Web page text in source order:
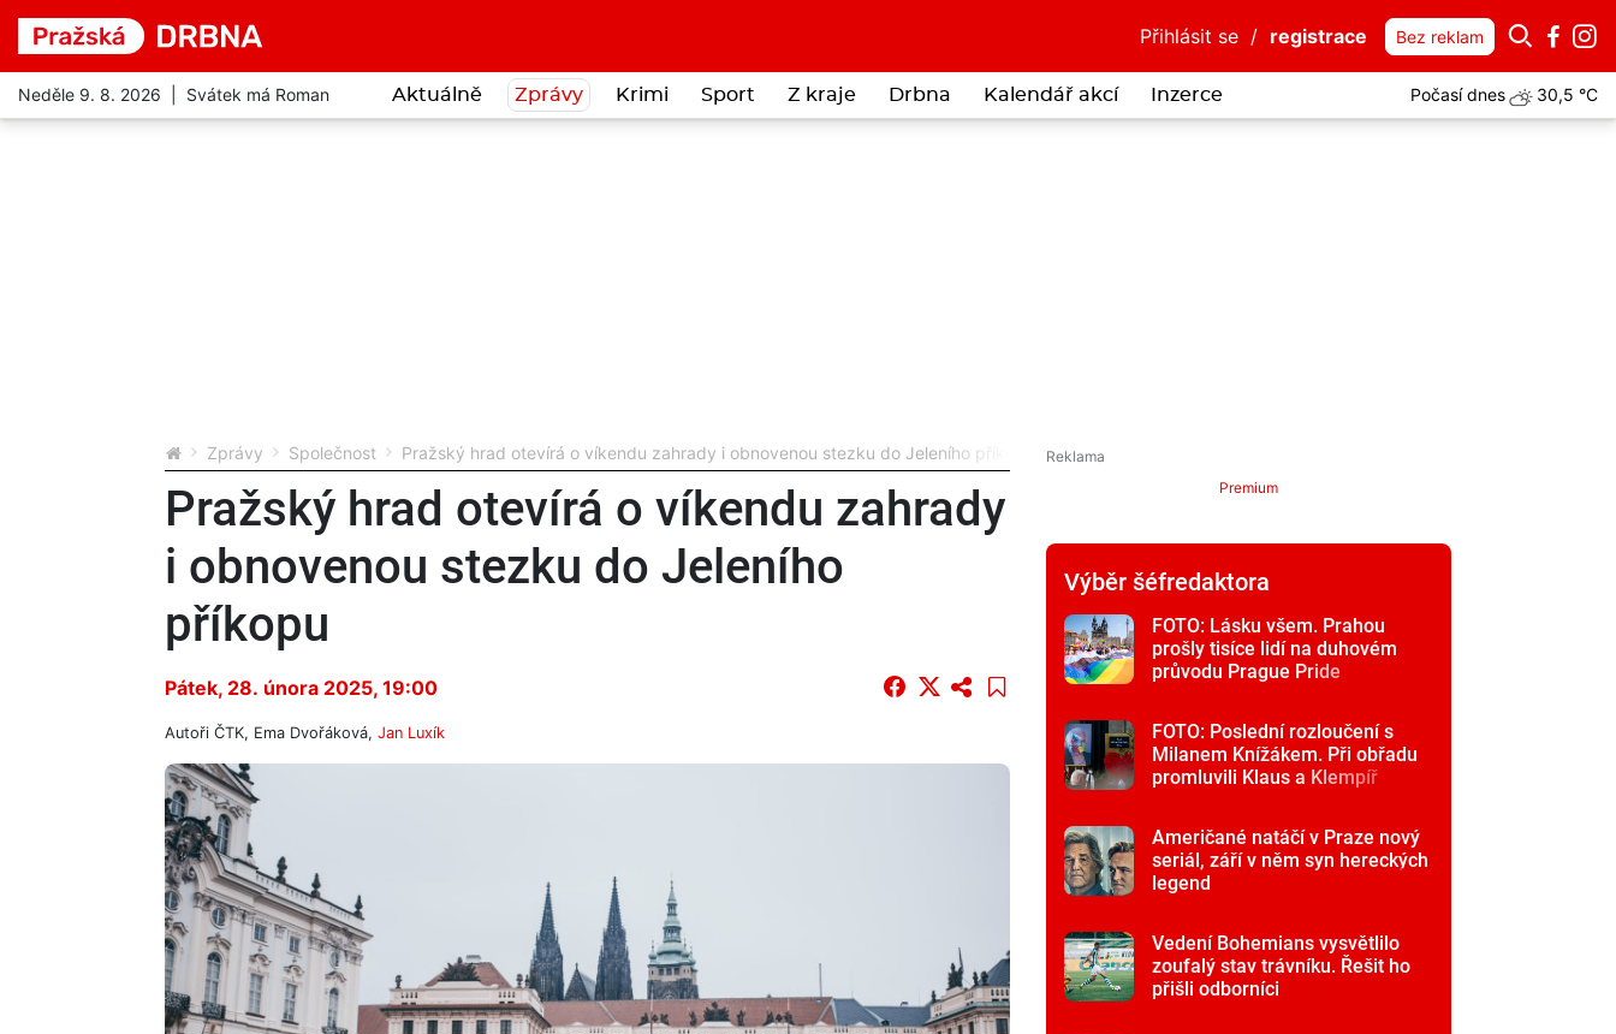
Přihlásit se / registrace Bez reklam
Neděle 9. 8. 2026 | Svátek má Roman Aktuálně Zprávy Krimi Sport Z kraje Drbna Kalendář akcí Inzerce Počasí dnes 30,5 °C
Zprávy Společnost Pražský hrad otevírá o víkendu zahrady i obnovenou stezku do Jeleního příkopu
Pražský hrad otevírá o víkendu zahrady
i obnovenou stezku do Jeleního
příkopu
Pátek, 28. února 2025, 19:00
Autoři ČTK, Ema Dvořáková, Jan Luxík
Premium
Výběr šéfredaktora
FOTO: Lásku všem. Prahou
prošly tisíce lidí na duhovém
průvodu Prague Pride
FOTO: Poslední rozloučení s
Milanem Knížákem. Při obřadu
promluvili Klaus a Klempíř
Američané natáčí v Praze nový
seriál, září v něm syn hereckých
legend
Vedení Bohemians vysvětlilo
zoufalý stav trávníku. Řešit ho
přišli odborníci